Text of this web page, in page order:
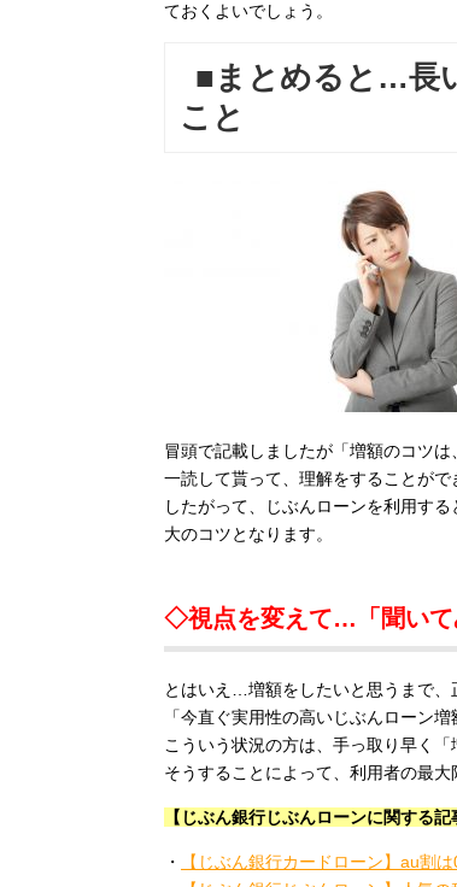
ておくよいでしょう。
■まとめると…長
こと
冒頭で記載しましたが「増額のコツ
一読して貰って、理解をすることが
したがって、じぶんローンを利用す
大のコツとなります。
◇視点を変えて…「聞いて
とはいえ…増額をしたいと思うまで、
「今直ぐ実用性の高いじぶんローン
こういう状況の方は、手っ取り早く
そうすることによって、利用者の最
【じぶん銀行じぶんローンに関する記
・
【じぶん銀行カードローン】au割